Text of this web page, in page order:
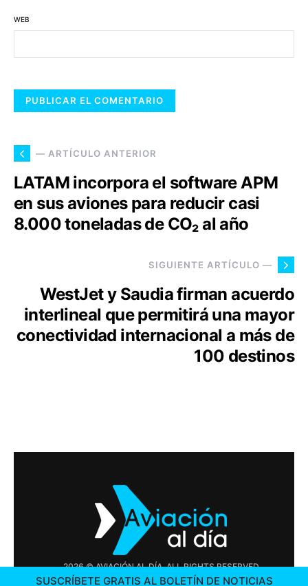
WEB
— ARTÍCULO ANTERIOR
LATAM incorpora el software APM
en sus aviones para reducir casi
8.000 toneladas de CO₂ al año
SIGUIENTE ARTÍCULO —
WestJet y Saudia firman acuerdo
interlineal que permitirá una mayor
conectividad internacional a más de
100 destinos
2026 © AVIACIÓN AL DÍA. ALL RIGHTS RESERVED
SUSCRÍBETE GRATIS AL BOLETÍN DE NOTICIAS